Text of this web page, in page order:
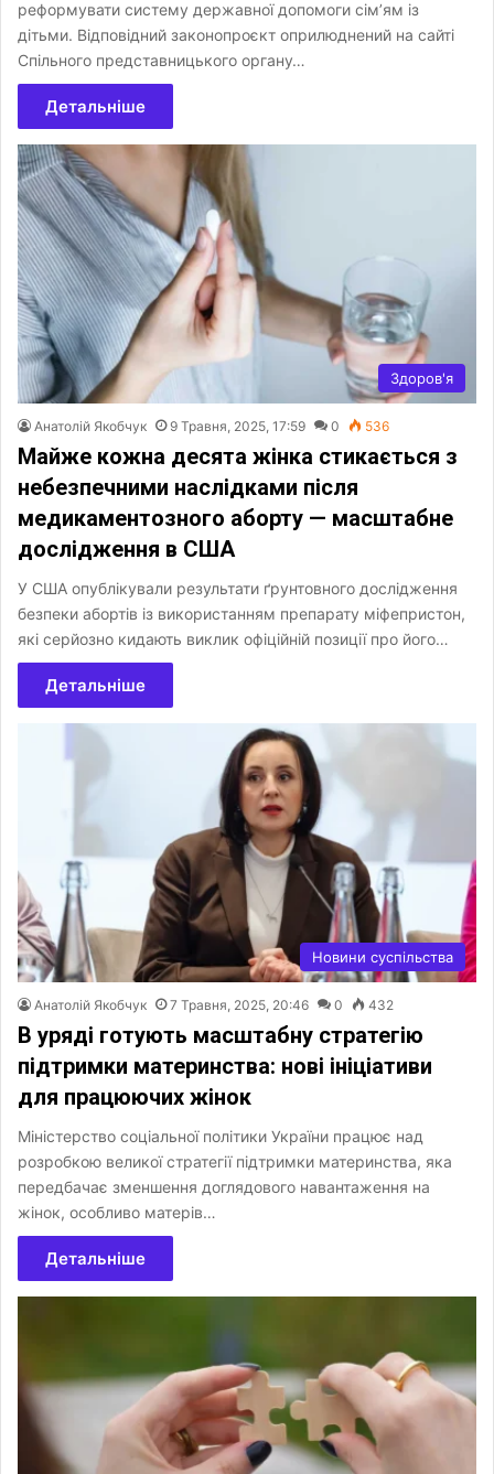
реформувати систему державної допомоги сім’ям із
дітьми. Відповідний законопроєкт оприлюднений на сайті
Спільного представницького органу…
Детальніше
Здоров'я
Анатолій Якобчук 9 Травня, 2025, 17:59 0 536
Майже кожна десята жінка стикається з
небезпечними наслідками після
медикаментозного аборту — масштабне
дослідження в США
У США опублікували результати ґрунтовного дослідження
безпеки абортів із використанням препарату міфепристон,
які серйозно кидають виклик офіційній позиції про його…
Детальніше
Новини суспільства
Анатолій Якобчук 7 Травня, 2025, 20:46 0 432
В уряді готують масштабну стратегію
підтримки материнства: нові ініціативи
для працюючих жінок
Міністерство соціальної політики України працює над
розробкою великої стратегії підтримки материнства, яка
передбачає зменшення доглядового навантаження на
жінок, особливо матерів…
Детальніше